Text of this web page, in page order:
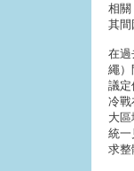
相關
其間
在過
繩）
議定
冷戰
大
統一
求整